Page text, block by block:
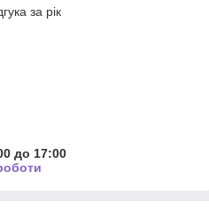
за рік
до 17:00